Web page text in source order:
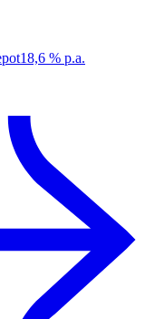
18,6 % p.a.